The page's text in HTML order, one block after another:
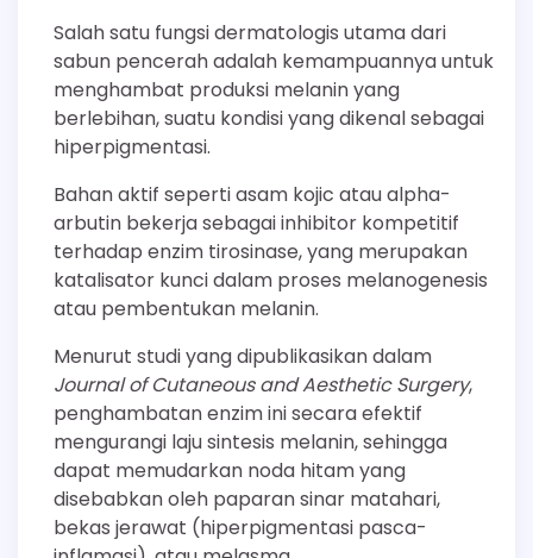
Salah satu fungsi dermatologis utama dari
sabun pencerah adalah kemampuannya untuk
menghambat produksi melanin yang
berlebihan, suatu kondisi yang dikenal sebagai
hiperpigmentasi.
Bahan aktif seperti asam kojic atau alpha-
arbutin bekerja sebagai inhibitor kompetitif
terhadap enzim tirosinase, yang merupakan
katalisator kunci dalam proses melanogenesis
atau pembentukan melanin.
Menurut studi yang dipublikasikan dalam
Journal of Cutaneous and Aesthetic Surgery,
penghambatan enzim ini secara efektif
mengurangi laju sintesis melanin, sehingga
dapat memudarkan noda hitam yang
disebabkan oleh paparan sinar matahari,
bekas jerawat (hiperpigmentasi pasca-